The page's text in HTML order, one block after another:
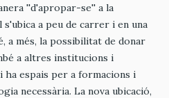
''d'apropar-se'' a la
s'ubica a peu de carrer i en una
a més, la possibilitat de donar
a altres institucions i
ha espais per a formacions i
necessària. La nova ubicació,